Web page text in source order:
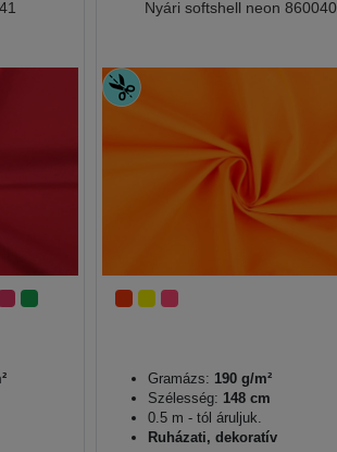
Nyári softshell neon 860040
Gramázs: 190 g/m²
Szélesség: 148 cm
0.5 m - tól áruljuk.
Ruházati, dekoratív